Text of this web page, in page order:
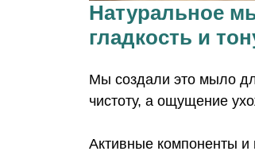
Натуральное
гладкость и
Мы создали это мыло
чистоту, а ощущение
Активные компоненты и